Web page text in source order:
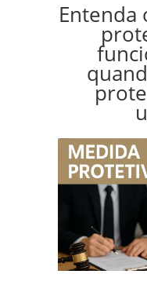
Entenda